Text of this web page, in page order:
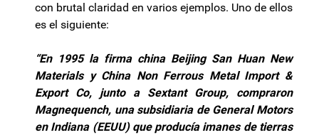
con brutal claridad en varios ejemplos. Uno de ellos
es el siguiente:
“En 1995 la firma china Beijing San HuanNew
Materialsy China Non FerrousMetal Import&
ExportCo, junto a Sextant Group, compraron
Magnequench, una subsidiaria de General Motors
en Indiana (EEUU) que producía imanes de tierras